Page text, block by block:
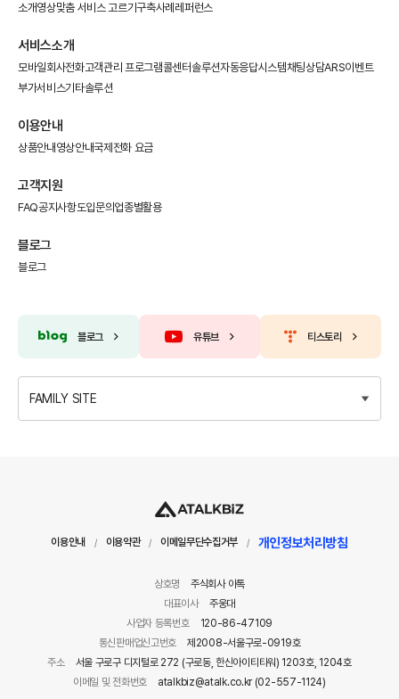
소개영상맞춤 서비스 고르기구축사례 레퍼런스
서비스소개
모바일회사전화고객관리 프로그램콜센터솔루션자동응답시스템채팅상담ARS이벤트
부가서비스기타솔루션
이용안내
상품안내 영상안내국제전화 요금
고객지원
FAQ공지사항도입문의 업종별활용
블로그
블로그
블로그 유튜브 티스토리
FAMILY SITE
이용안내 / 이용약관 / 이메일무단수집거부 / 개인정보처리방침
상호명
주식회사 아톡
대표이사
주웅대
사업자 등록번호
120-86-47109
통신판매업신고번호
제2008-서울구로-0919호
주소
서울 구로구 디지털로 272 (구로동, 한신아이티타워) 1203호, 1204호
이메일 및 전화번호
atalkbiz@atalk.co.kr (02-557-1124)